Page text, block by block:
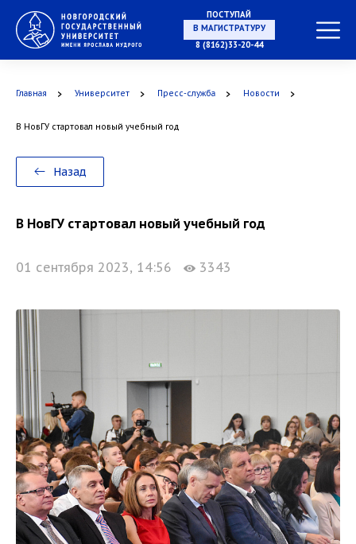
ПОСТУПАЙ
В МАГИСТРАТУРУ
8 (8162)33-20-44
Главная Университет Пресс-служба Новости
В НовГУ стартовал новый учебный год
Назад
В НовГУ стартовал новый учебный год
01 сентября 2023, 14:56 3343